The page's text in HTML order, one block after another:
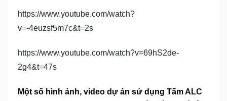
https://www.youtube.com/watch?
v=-4euzsf5m7c&t=2s
https://www.youtube.com/watch?v=69hS2de-
2g4&t=47s
Một số hình ảnh, video dự án sử dụng Tấm ALC